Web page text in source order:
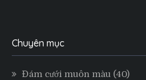
Chuyên mục
Đám cưới muôn màu (40)